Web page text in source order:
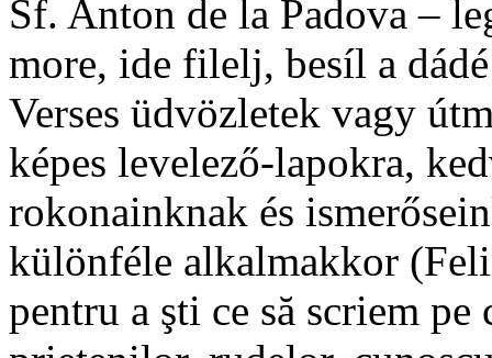
Sf. Anton de la Padova –
more, ide filelj, besíl a
Verses üdvözletek vagy
képes levelező-lapokra,
rokonainknak és
különféle alkalmakkor
pentru a şti ce să scriem